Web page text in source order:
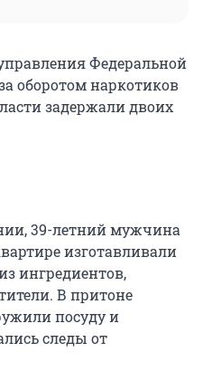
Федеральной
оборотом наркотиков
задержали двоих
39-летний мужчина
изготавливали
ингредиентов,
В притоне
посуду и
следы от